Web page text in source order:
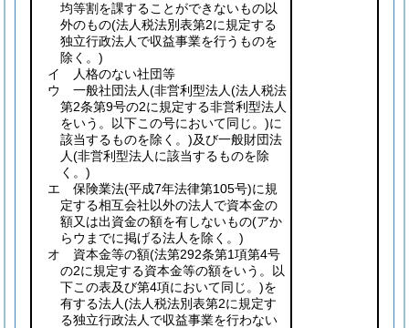
均等割を課することができないもの以
外のもの(法人税法別表第2に規定する
独立行政法人で収益事業を行うものを
除く。)
イ 人格のない社団等
ウ 一般社団法人(非営利型法人(法人税法
第2条第9号の2に規定する非営利型法人
をいう。以下この号において同じ。)に
該当するものを除く。)及び一般財団法
人(非営利型法人に該当するものを除
く。)
エ 保険業法(平成7年法律第105号)に規
定する相互会社以外の法人で資本金の
額又は出資金の額を有しないもの(アか
らウまでに掲げる法人を除く。)
オ 資本金等の額(法第292条第1項第4号
の2に規定する資本金等の額をいう。以
下この表及び第4項において同じ。)を
有する法人(法人税法別表第2に規定す
る独立行政法人で収益事業を行わない